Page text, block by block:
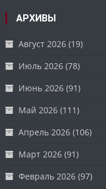
АРХИВЫ
Август 2026 (19)
Июль 2026 (78)
Июнь 2026 (91)
Май 2026 (111)
Апрель 2026 (106)
Март 2026 (91)
Февраль 2026 (97)